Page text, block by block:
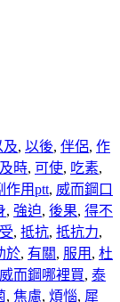
及, 以後, 伴侶, 作
及時, 可使, 吃素,
作用ptt, 威而鋼口
, 強迫, 後果, 得不
, 抵抗, 抵抗力,
於, 有關, 服用 , 杜
而鋼哪裡買, 泰
, 焦慮, 煩惱, 犀